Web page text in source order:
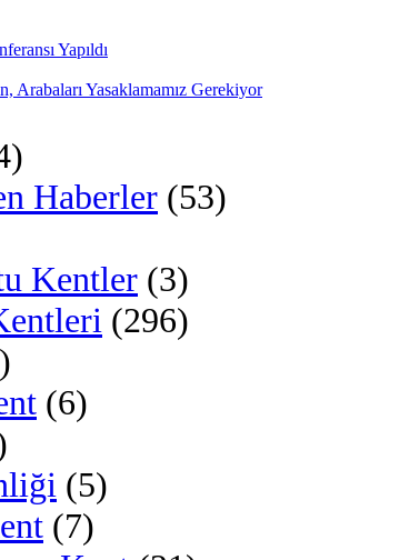
Yapıldı
Arabaları Yasaklamamız Gerekiyor
Haberler (53)
Kentler (3)
(296)
(6)
(5)
(7)